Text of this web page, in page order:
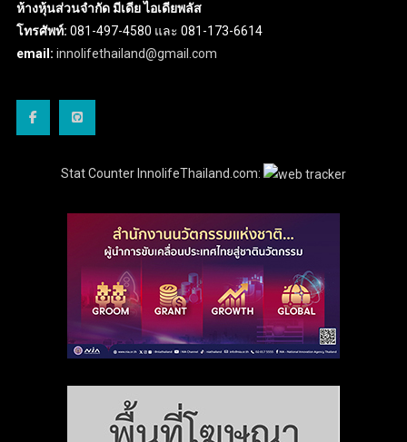
ห้างหุ้นส่วนจำกัด มีเดีย ไอเดียพลัส
โทรศัพท์: 081-497-4580 และ 081-173-6614
email: innolifethailand@gmail.com
Stat Counter InnolifeThailand.com: